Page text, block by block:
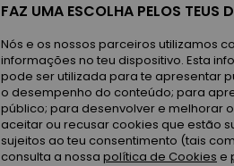
FAZ UMA ESCOLHA PELOS TEUS
Nós e os nossos parceiros utilizamos
informações no teu dispositivo. Esta
pode ser utilizada para te apresentar
o desempenho do conteúdo; para
público; para desenvolver e melhorar
aceitar ou recusar cookies que estão
sujeitos ao teu consentimento (tais
consulta a nossa política de Cookies e